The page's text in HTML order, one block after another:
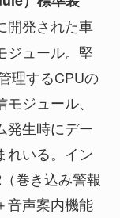
開発された車
ジュール。堅
理するCPUの
ジュール、
発生時にデー
れいる。イン
巻き込み警報
音声案内機能